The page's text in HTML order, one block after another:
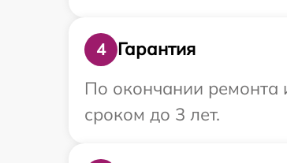
4
Гарантия
По окончании ремонта
сроком до 3 лет.